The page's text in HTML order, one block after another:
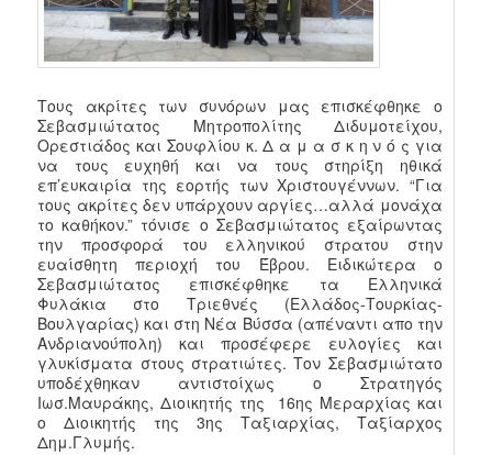
Τους ακρίτες των συνόρων μας επισκέφθηκε ο
Σεβασμιώτατος Μητροπολίτης Διδυμοτείχου,
Ορεστιάδος και Σουφλίου κ. Δ α μ α σ κ η ν ό ς για
να τους ευχηθή και να τους στηρίξη ηθικά
επ’ευκαιρία της εορτής των Χριστουγέννων. “Για
τους ακρίτες δεν υπάρχουν αργίες…αλλά μονάχα
το καθήκον.” τόνισε ο Σεβασμιώτατος εξαίρωντας
την προσφορά του ελληνικού στρατου στην
ευαίσθητη περιοχή του Έβρου. Ειδικώτερα ο
Σεβασμιώτατος επισκέφθηκε τα Ελληνικά
Φυλάκια στο Τριεθνές (Ελλάδος-Τουρκίας-
Βουλγαρίας) και στη Νέα Βύσσα (απέναντι απο την
Ανδριανούπολη) και προσέφερε ευλογίες και
γλυκίσματα στους στρατιώτες. Τον Σεβασμιώτατο
υποδέχθηκαν αντιστοίχως ο Στρατηγός
Ιωσ.Μαυράκης, Διοικητής της 16ης Μεραρχίας και
ο Διοικητής της 3ης Ταξιαρχίας, Ταξίαρχος
Δημ.Γλυμής.